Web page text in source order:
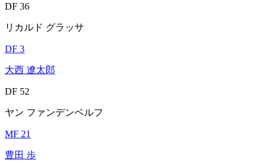
DF 36
リカルド グラッサ
DF 3
大西 遼太郎
DF 52
ヤン ファンデンベルフ
MF 21
豊田 歩